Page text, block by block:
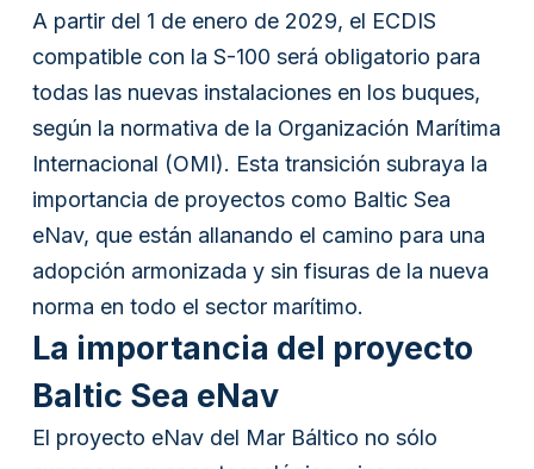
Filiales
Furuno España
Idiomas
ES
A partir del 1 de enero de 2029, el ECDIS
compatible con la S-100 será obligatorio para
todas las nuevas instalaciones en los buques,
según la normativa de la Organización Marítima
Internacional (OMI). Esta transición subraya la
importancia de proyectos como Baltic Sea
eNav, que están allanando el camino para una
adopción armonizada y sin fisuras de la nueva
norma en todo el sector marítimo.
La importancia del proyecto
Baltic Sea eNav
El proyecto eNav del Mar Báltico no sólo